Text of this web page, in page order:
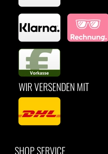
WIR VERSENDEN MIT
SHOP SERVICE